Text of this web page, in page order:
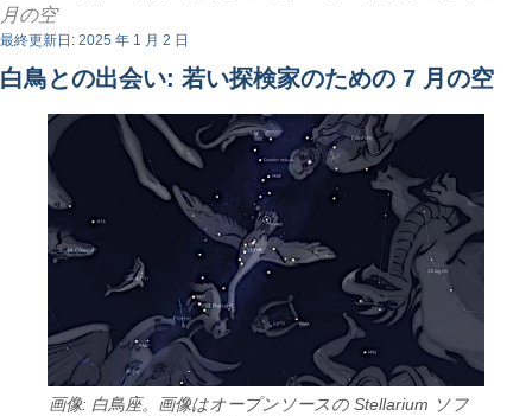
月の空
最終更新日: 2025 年 1 月 2 日
白鳥との出会い: 若い探検家のための 7 月の空
画像: 白鳥座。画像はオープンソースの Stellarium ソフ